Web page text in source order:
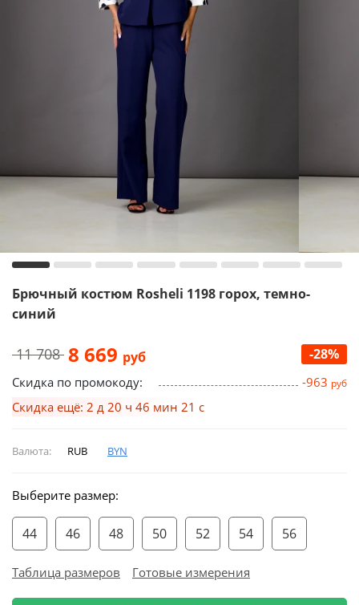
Брючный костюм Rosheli 1198 горох, темно-
синий
11 708 8 669 руб -28%
Скидка по промокоду: -963 руб
Скидка ещё: 2 д 20 ч 46 мин 20 с
Валюта: RUB BYN
Выберите размер:
44 46 48 50 52 54 56
Таблица размеров Готовые измерения